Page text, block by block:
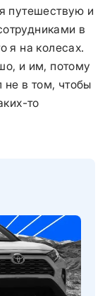
путешествую и
в
я на колесах.
и им, потому
в том, чтобы
то